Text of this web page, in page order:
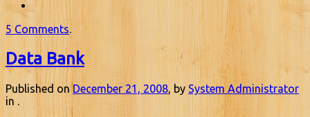
5 Comments.
Data Bank
Published onDecember 21, 2008, by System Administrator
in .